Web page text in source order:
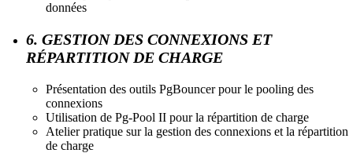
données
6. GESTION DES CONNEXIONS ET
RÉPARTITION DE CHARGE
Présentation des outils PgBouncer pour le pooling des
connexions
Utilisation de Pg-Pool II pour la répartition de charge
Atelier pratique sur la gestion des connexions et la répartition
de charge